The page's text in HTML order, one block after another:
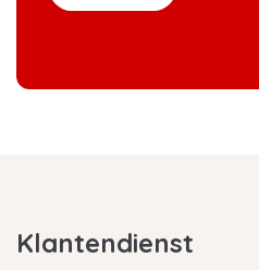
Klantendienst